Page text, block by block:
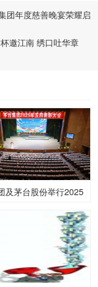
团年度慈善晚宴荣耀启
邀江南 绣口吐华章
及茅台股份举行2025